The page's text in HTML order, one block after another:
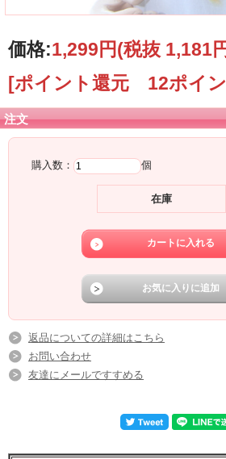
価格:1,299円(税抜 1,181
[ポイント還元 12ポイ
注文
購入数： 個
在庫
返品についての詳細はこちら
お問い合わせ
友達にメールですすめる